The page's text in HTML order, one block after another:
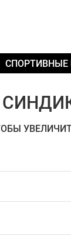
СПОРТИВНЫЕ